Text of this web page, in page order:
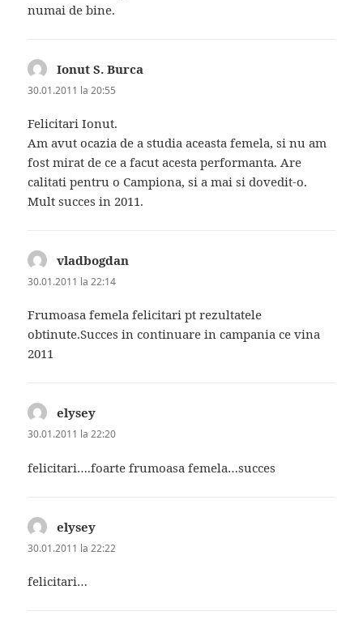
numai de bine.
Ionut S. Burca
30.01.2011 la 20:55
Felicitari Ionut.
Am avut ocazia de a studia aceasta femela, si nu am
fost mirat de ce a facut acesta performanta. Are
calitati pentru o Campiona, si a mai si dovedit-o.
Mult succes in 2011.
vladbogdan
30.01.2011 la 22:14
Frumoasa femela felicitari pt rezultatele
obtinute.Succes in continuare in campania ce vina
2011
elysey
30.01.2011 la 22:20
felicitari….foarte frumoasa femela…succes
elysey
30.01.2011 la 22:22
felicitari…